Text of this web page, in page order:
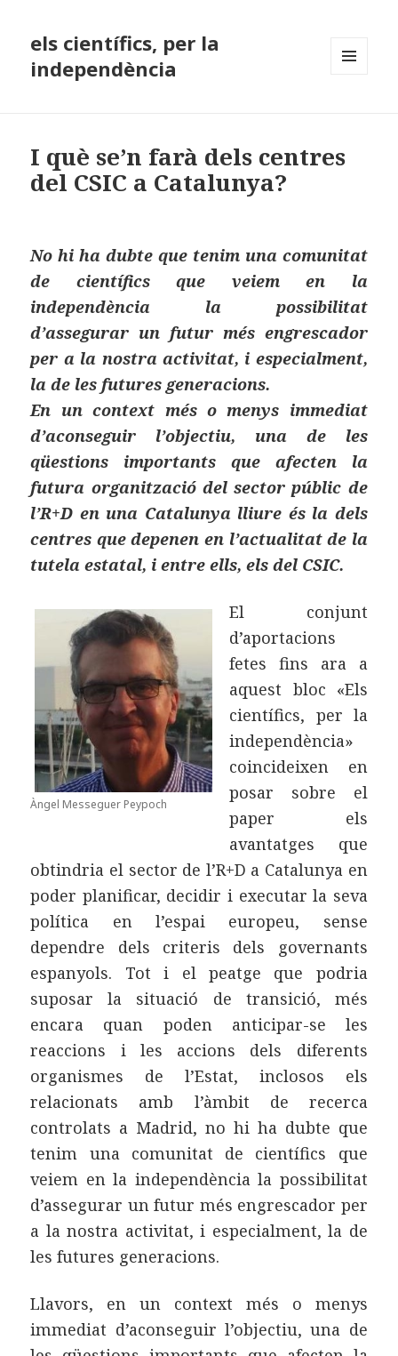
els científics, per la
independència
I què se’n farà dels centres
del CSIC a Catalunya?
No hi ha dubte que tenim una comunitat
de científics que veiem en la
independència la possibilitat
d’assegurar un futur més engrescador
per a la nostra activitat, i especialment,
la de les futures generacions.
En un context més o menys immediat
d’aconseguir l’objectiu, una de les
qüestions importants que afecten la
futura organització del sector públic de
l’R+D en una Catalunya lliure és la dels
centres que depenen en l’actualitat de la
tutela estatal, i entre ells, els del CSIC.
Àngel Messeguer Peypoch
El conjunt
d’aportacions
fetes fins ara a
aquest bloc «Els
científics, per la
independència»
coincideixen en
posar sobre el
paper els
avantatges que
obtindria el sector de l’R+D a Catalunya en
poder planificar, decidir i executar la seva
política en l’espai europeu, sense
dependre dels criteris dels governants
espanyols. Tot i el peatge que podria
suposar la situació de transició, més
encara quan poden anticipar-se les
reaccions i les accions dels diferents
organismes de l’Estat, inclosos els
relacionats amb l’àmbit de recerca
controlats a Madrid, no hi ha dubte que
tenim una comunitat de científics que
veiem en la independència la possibilitat
d’assegurar un futur més engrescador per
a la nostra activitat, i especialment, la de
les futures generacions.
Llavors, en un context més o menys
immediat d’aconseguir l’objectiu, una de